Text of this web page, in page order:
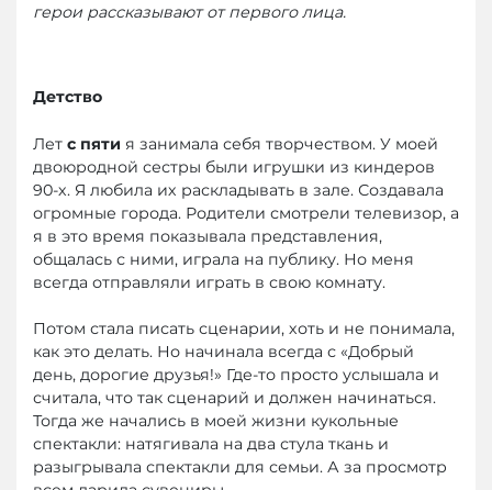
герои рассказывают от первого лица.
Детство
Лет с пяти я занимала себя творчеством. У моей
двоюродной сестры были игрушки из киндеров
90-х. Я любила их раскладывать в зале. Создавала
огромные города. Родители смотрели телевизор, а
я в это время показывала представления,
общалась с ними, играла на публику. Но меня
всегда отправляли играть в свою комнату.
Потом стала писать сценарии, хоть и не понимала,
как это делать. Но начинала всегда с «Добрый
день, дорогие друзья!» Где-то просто услышала и
считала, что так сценарий и должен начинаться.
Тогда же начались в моей жизни кукольные
спектакли: натягивала на два стула ткань и
разыгрывала спектакли для семьи. А за просмотр